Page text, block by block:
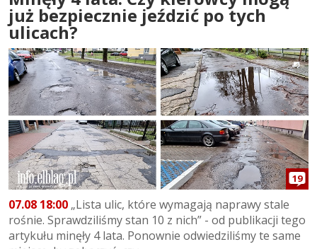
już bezpiecznie jeździć po tych
ulicach?
19
07.08 18:00 „Lista ulic, które wymagają naprawy stale
rośnie. Sprawdziliśmy stan 10 z nich” - od publikacji tego
artykułu minęły 4 lata. Ponownie odwiedziliśmy te same